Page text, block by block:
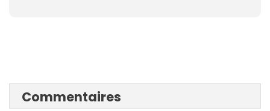
Commentaires